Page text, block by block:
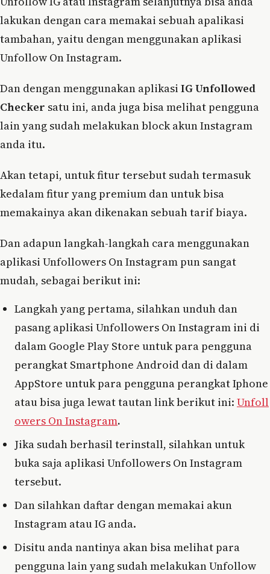
lakukan dengan cara memakai sebuah apalikasi
tambahan, yaitu dengan menggunakan aplikasi
Unfollow On Instagram.
Dan dengan menggunakan aplikasi IG Unfollowed
Checker satu ini, anda juga bisa melihat pengguna
lain yang sudah melakukan block akun Instagram
anda itu.
Akan tetapi, untuk fitur tersebut sudah termasuk
kedalam fitur yang premium dan untuk bisa
memakainya akan dikenakan sebuah tarif biaya.
Dan adapun langkah-langkah cara menggunakan
aplikasi Unfollowers On Instagram pun sangat
mudah, sebagai berikut ini:
Langkah yang pertama, silahkan unduh dan
pasang aplikasi Unfollowers On Instagram ini di
dalam Google Play Store untuk para pengguna
perangkat Smartphone Android dan di dalam
AppStore untuk para pengguna perangkat Iphone
atau bisa juga lewat tautan link berikut ini: Unfoll
owers On Instagram.
Jika sudah berhasil terinstall, silahkan untuk
buka saja aplikasi Unfollowers On Instagram
tersebut.
Dan silahkan daftar dengan memakai akun
Instagram atau IG anda.
Disitu anda nantinya akan bisa melihat para
pengguna lain yang sudah melakukan Unfollow